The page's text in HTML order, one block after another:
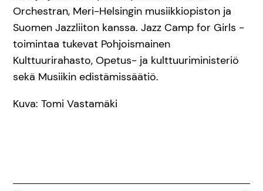
Orchestran, Meri-Helsingin musiikkiopiston ja
Suomen Jazzliiton kanssa. Jazz Camp for Girls -
toimintaa tukevat Pohjoismainen
Kulttuurirahasto, Opetus- ja kulttuuriministeriö
sekä Musiikin edistämissäätiö.
Kuva: Tomi Vastamäki